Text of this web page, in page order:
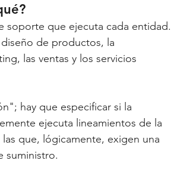
soporte que ejecuta cada entidad.
de productos, la
las ventas y los servicios
hay que especificar si la
ejecuta lineamientos de la
que, lógicamente, exigen una
suministro.